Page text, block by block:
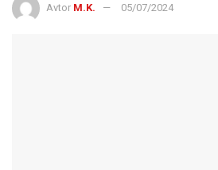
Avtor M.K. 05/07/2024